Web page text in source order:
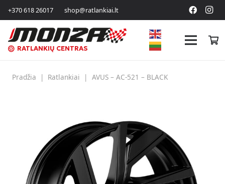
+370 618 26017 shop@ratlankiai.lt
RATLANKIŲ CENTRAS
Pradžia | Ratlankiai | AVUS – AC-521 – BLACK